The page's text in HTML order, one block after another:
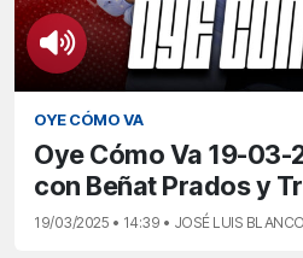
OYE CÓMO VA
Oye Cómo Va 19-03-
con Beñat Prados y
19/03/2025 • 14:39 • JOSÉ LUIS BLANCO